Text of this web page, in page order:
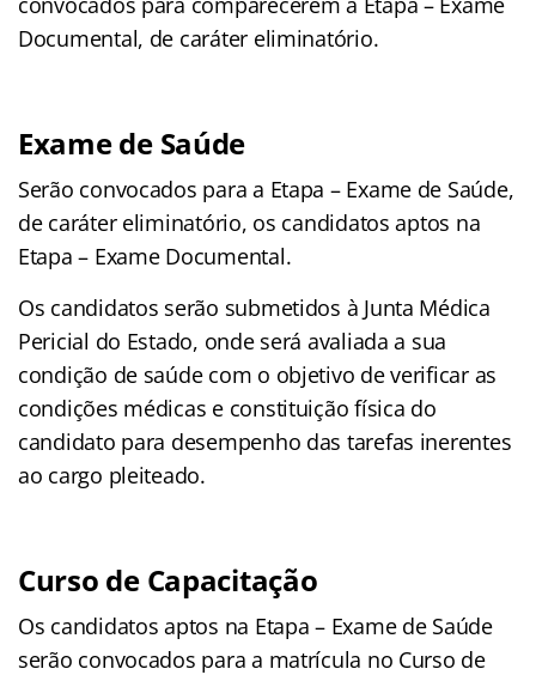
Documental, de caráter eliminatório.
Exame de Saúde
Serão convocados para a Etapa – Exame de Saúde,
de caráter eliminatório, os candidatos aptos na
Etapa – Exame Documental.
Os candidatos serão submetidos à Junta Médica
Pericial do Estado, onde será avaliada a sua
condição de saúde com o objetivo de verificar as
condições médicas e constituição física do
candidato para desempenho das tarefas inerentes
ao cargo pleiteado.
Curso de Capacitação
Os candidatos aptos na Etapa – Exame de Saúde
serão convocados para a matrícula no Curso de